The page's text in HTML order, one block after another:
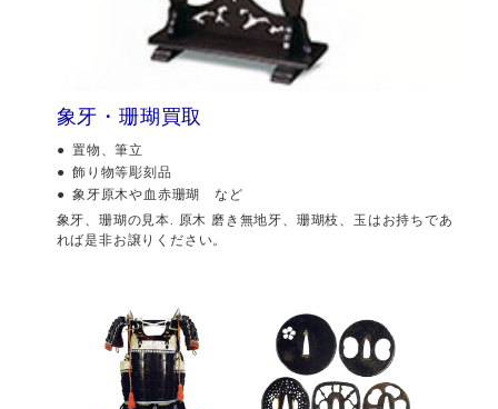
象牙・珊瑚買取
置物、筆立
飾り物等彫刻品
象牙原木や血赤珊瑚 など
象牙、珊瑚の見本. 原木 磨き無地牙、珊瑚枝、玉はお持ちであ
れば是非お譲りください。